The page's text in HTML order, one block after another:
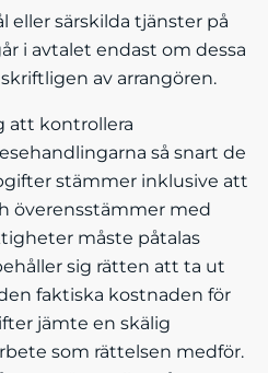
eller särskilda tjänster på
i avtalet endast om dessa
av arrangören.
att kontrollera
så snart de
stämmer inklusive att
överensstämmer med
måste påtalas
sig rätten att ta ut
faktiska kostnaden för
jämte en skälig
som rättelsen medför.